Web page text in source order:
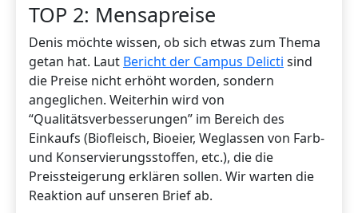
TOP 2: Mensapreise
Denis möchte wissen, ob sich etwas zum Thema
getan hat. Laut Bericht der Campus Delicti sind
die Preise nicht erhöht worden, sondern
angeglichen. Weiterhin wird von
“Qualitätsverbesserungen” im Bereich des
Einkaufs (Biofleisch, Bioeier, Weglassen von Farb-
und Konservierungsstoffen, etc.), die die
Preissteigerung erklären sollen. Wir warten die
Reaktion auf unseren Brief ab.